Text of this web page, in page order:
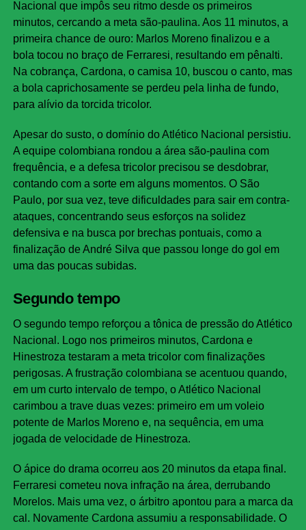
Nacional que impôs seu ritmo desde os primeiros
minutos, cercando a meta são-paulina. Aos 11 minutos, a
primeira chance de ouro: Marlos Moreno finalizou e a
bola tocou no braço de Ferraresi, resultando em pênalti.
Na cobrança, Cardona, o camisa 10, buscou o canto, mas
a bola caprichosamente se perdeu pela linha de fundo,
para alívio da torcida tricolor.
Apesar do susto, o domínio do Atlético Nacional persistiu.
A equipe colombiana rondou a área são-paulina com
frequência, e a defesa tricolor precisou se desdobrar,
contando com a sorte em alguns momentos. O São
Paulo, por sua vez, teve dificuldades para sair em contra-
ataques, concentrando seus esforços na solidez
defensiva e na busca por brechas pontuais, como a
finalização de André Silva que passou longe do gol em
uma das poucas subidas.
Segundo tempo
O segundo tempo reforçou a tônica de pressão do Atlético
Nacional. Logo nos primeiros minutos, Cardona e
Hinestroza testaram a meta tricolor com finalizações
perigosas. A frustração colombiana se acentuou quando,
em um curto intervalo de tempo, o Atlético Nacional
carimbou a trave duas vezes: primeiro em um voleio
potente de Marlos Moreno e, na sequência, em uma
jogada de velocidade de Hinestroza.
O ápice do drama ocorreu aos 20 minutos da etapa final.
Ferraresi cometeu nova infração na área, derrubando
Morelos. Mais uma vez, o árbitro apontou para a marca da
cal. Novamente Cardona assumiu a responsabilidade. O